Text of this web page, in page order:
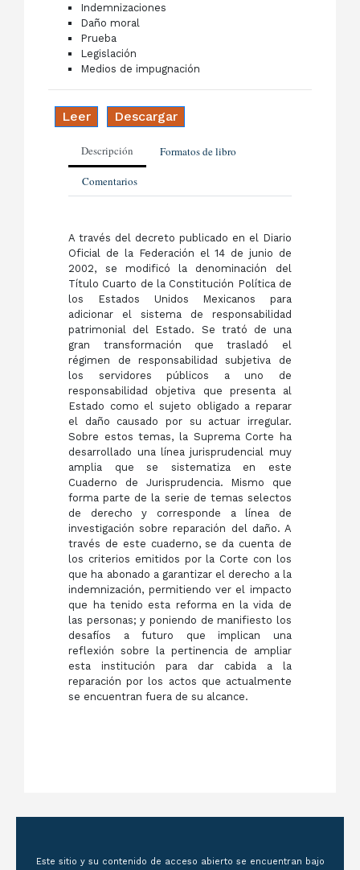
Indemnizaciones
Daño moral
Prueba
Legislación
Medios de impugnación
Leer Descargar
Descripción Formatos de libro
Comentarios
A través del decreto publicado en el Diario
Oficial de la Federación el 14 de junio de
2002, se modificó la denominación del
Título Cuarto de la Constitución Política de
los Estados Unidos Mexicanos para
adicionar el sistema de responsabilidad
patrimonial del Estado. Se trató de una
gran transformación que trasladó el
régimen de responsabilidad subjetiva de
los servidores públicos a uno de
responsabilidad objetiva que presenta al
Estado como el sujeto obligado a reparar
el daño causado por su actuar irregular.
Sobre estos temas, la Suprema Corte ha
desarrollado una línea jurisprudencial muy
amplia que se sistematiza en este
Cuaderno de Jurisprudencia. Mismo que
forma parte de la serie de temas selectos
de derecho y corresponde a línea de
investigación sobre reparación del daño. A
través de este cuaderno, se da cuenta de
los criterios emitidos por la Corte con los
que ha abonado a garantizar el derecho a la
indemnización, permitiendo ver el impacto
que ha tenido esta reforma en la vida de
las personas; y poniendo de manifiesto los
desafíos a futuro que implican una
reflexión sobre la pertinencia de ampliar
esta institución para dar cabida a la
reparación por los actos que actualmente
se encuentran fuera de su alcance.
Este sitio y su contenido de acceso abierto se encuentran bajo